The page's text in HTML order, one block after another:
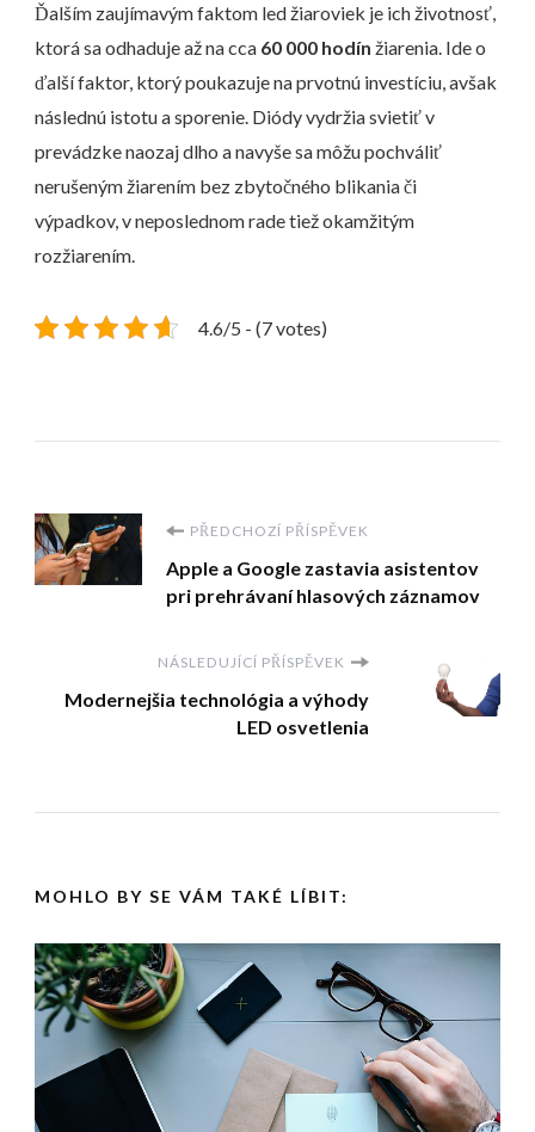
Ďalším zaujímavým faktom led žiaroviek je ich životnosť,
ktorá sa odhaduje až na cca 60 000 hodín žiarenia. Ide o
ďalší faktor, ktorý poukazuje na prvotnú investíciu, avšak
následnú istotu a sporenie. Diódy vydržia svietiť v
prevádzke naozaj dlho a navyše sa môžu pochváliť
nerušeným žiarením bez zbytočného blikania či
výpadkov, v neposlednom rade tiež okamžitým
rozžiarením.
4.6/5 - (7 votes)
Navigace
příspěvku
PŘEDCHOZÍ PŘÍSPĚVEK
Apple a Google zastavia asistentov
pri prehrávaní hlasových záznamov
NÁSLEDUJÍCÍ PŘÍSPĚVEK
Modernejšia technológia a výhody
LED osvetlenia
MOHLO BY SE VÁM TAKÉ LÍBIT: